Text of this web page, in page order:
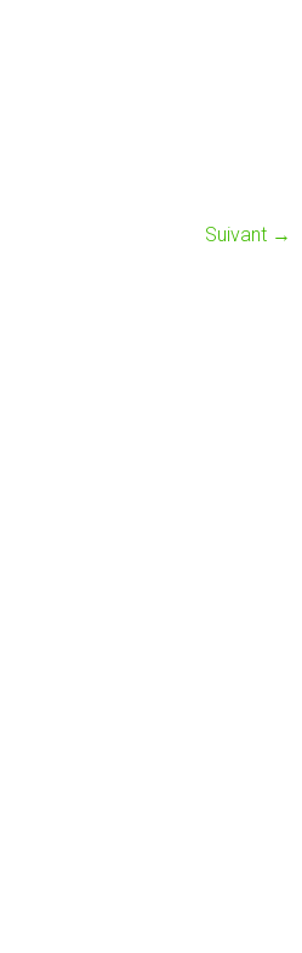
Suivant →